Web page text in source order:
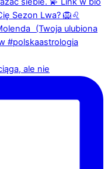
ale nie